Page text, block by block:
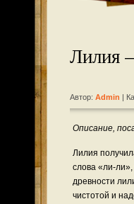
Лилия
Автор: Admin |
Описание,
Лилия
слова «ли-
древности
чистотой и